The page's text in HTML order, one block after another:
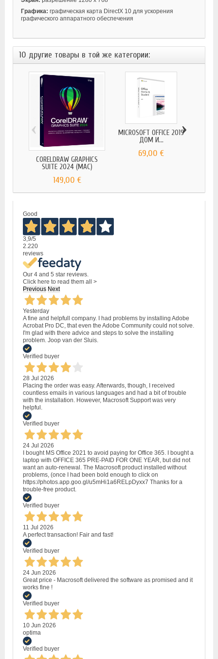
Графика: графическая карта DirectX 10 для ускорения
графического аппаратного обеспечения
10 другие товары в той же категории:
CORELDRAW GRAPHICS
SUITE 2024 (MAC)
149,00 €
MICROSOFT OFFICE 2019
ДОМ И...
69,00 €
‹ ›
Good
3,9/5
2.220
reviews
Our 4 and 5 star reviews.
Click here to read them all >
Previous Next
Yesterday
A fine and helpfull company. I had problems by installing Adobe
Acrobat Pro DC, that even the Adobe Community could not solve.
I'm glad with there advice and steps to solve the installing
problem. Joop van der Sluis.
Verified buyer
28 Jul 2026
Placing the order was easy. Afterwards, though, I received
countless emails in various languages and had a bit of trouble
with the installation. However, Macrosoft Support was very
helpful.
Verified buyer
24 Jul 2026
I bought MS Office 2021 to avoid paying for Office 365. I bought a
laptop with OFFICE 365 PRE-PAID FOR ONE YEAR, but did not
want an auto-renewal. The Macrosoft product installed without
problems, (once I had been bold enough to click on
https://photos.app.goo.gl/u5mHi1a6RELpDyxx7 Thanks for a
trouble-free product.
Verified buyer
11 Jul 2026
A perfect transaction! Fair and fast!
Verified buyer
24 Jun 2026
Great price - Macrosoft delivered the software as promised and it
works fine !
Verified buyer
10 Jun 2026
optima
Verified buyer